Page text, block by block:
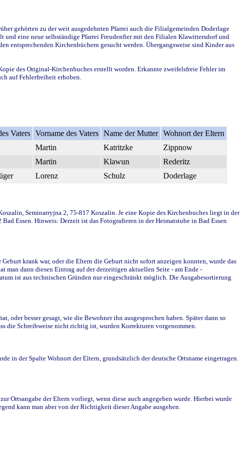
gehörten zu der weit ausgedehnten Pfarrei auch die Filialgemeinden Doderlage
eine neue selbständige Pfarrei Freudenfier mit den Filialen Klawittersdorf und
entsprechenden Kirchenbüchern gesucht werden. Übergangsweise sind Kinder aus
des Original-Kirchenbuches erstellt worden. Erkannte zweifelsfreie Fehler im
auf Fehlerfreiheit erhoben.
Vaters Vorname des Vaters Name der Mutter Wohnort der Eltern
Martin Katritzke
Zippnow
Martin Klawun
Rederitz
Lorenz Schulz Doderlage
Seminarryjna 2, 75-817 Koszalin. Je eine Kopie des Kirchenbuches liegt in der
Essen. Hinweis: Derzeit ist das Fotografieren in der Heimatstube in Bad Essen
krank war, oder die Eltern die Geburt nicht sofort anzeigen konnten, wurde das
man dann diesen Eintrag auf der derzeitigen aktuellen Seite - am Ende -
ist aus technischen Gründen nur eingeschränkt möglich. Die Ausgabesortierung
besser gesagt, wie die Bewohner ihn ausgesprochen haben. Später dann so
die Schreibweise nicht richtig ist, wurden Korrekturen vorgenommen.
in der Spalte Wohnort der Eltern, grundsätzlich der deutsche Ortsname eingetragen.
Ortsangabe der Eltern vorliegt, wenn diese auch angegeben wurde. Hierbei wurde
kann man aber von der Richtigkeit dieser Angabe ausgehen.